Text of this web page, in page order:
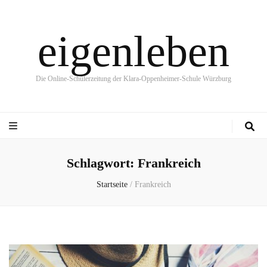
eigenleben
Die Online-Schülerzeitung der Klara-Oppenheimer-Schule Würzburg
Schlagwort: Frankreich
Startseite / Frankreich